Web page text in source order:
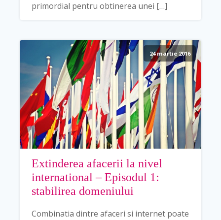
primordial pentru obtinerea unei […]
24 martie 2016
Extinderea afacerii la nivel
international – Episodul 1:
stabilirea domeniului
Combinatia dintre afaceri si internet poate